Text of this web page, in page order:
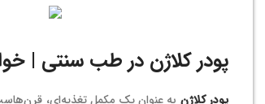
پودر کلاژن در طب سنتی |
پودر کلاژن به عنوان یک مکمل تغذیه‌ای،